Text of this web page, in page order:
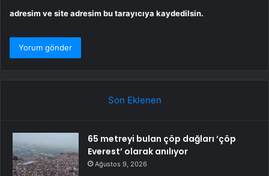
adresim ve site adresim bu tarayıcıya kaydedilsin.
Son Eklenen
65 metreyi bulan çöp dağları ‘çöp
Everest’ olarak anılıyor
Ağustos 9, 2026